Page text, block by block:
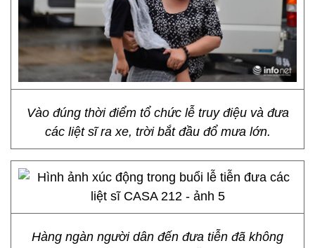
Vào đúng thời điểm tổ chức lễ truy điệu và đưa
các liệt sĩ ra xe, trời bắt đầu đổ mưa lớn.
Hàng ngàn người dân đến đưa tiễn đã không